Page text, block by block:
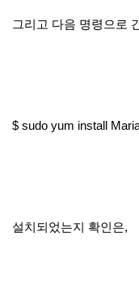
그리고 다음 명령으로
$ sudo yum install
설치되었는지 확인은,